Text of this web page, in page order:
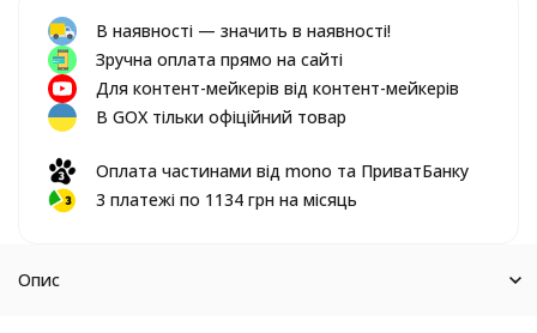
В наявності — значить в наявності!
Зручна оплата прямо на сайті
Для контент-мейкерів від контент-мейкерів
В GOX тільки офіційний товар
Оплата частинами від mono та ПриватБанку
3 платежі по 1134 грн на місяць
Опис